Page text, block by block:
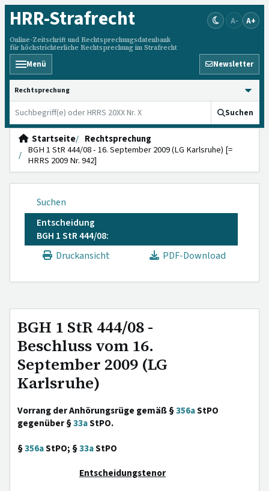
HRR-Strafrecht
Online-Zeitschrift und Rechtsprechungsdatenbank
für höchstrichterliche Rechtsprechung im Strafrecht
A- A+
Menü Newsletter
HRRS durchsuchen
Suchen
Startseite
Rechtsprechung
BGH 1 StR 444/08 - 16. September 2009 (LG Karlsruhe) [=
HRRS 2009 Nr. 942]
Suchen
Entscheidung
BGH 1 StR 444/08:
Druckansicht
PDF-Download
BGH 1 StR 444/08 -
Beschluss vom 16.
September 2009 (LG
Karlsruhe)
Vorrang der Anhörungsrüge gemäß §356aStPO
gegenüber §33aStPO.
§356aStPO; §33aStPO
Entscheidungstenor